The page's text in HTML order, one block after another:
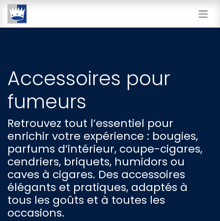
Se rendre au contenu
Accessoires pour
fumeurs
Retrouvez tout l’essentiel pour
enrichir votre expérience : bougies,
parfums d’intérieur, coupe-cigares,
cendriers, briquets, humidors ou
caves à cigares. Des accessoires
élégants et pratiques, adaptés à
tous les goûts et à toutes les
occasions.